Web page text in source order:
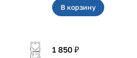
В корзину
1 850 ₽